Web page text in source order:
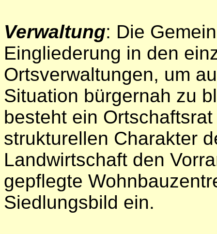
Verwaltung: Die
Eingliederung in den
Ortsverwaltungen, um
Situation bürgernah zu
besteht ein
strukturellen Charakter
Landwirtschaft den
gepflegte
Siedlungsbild ein.